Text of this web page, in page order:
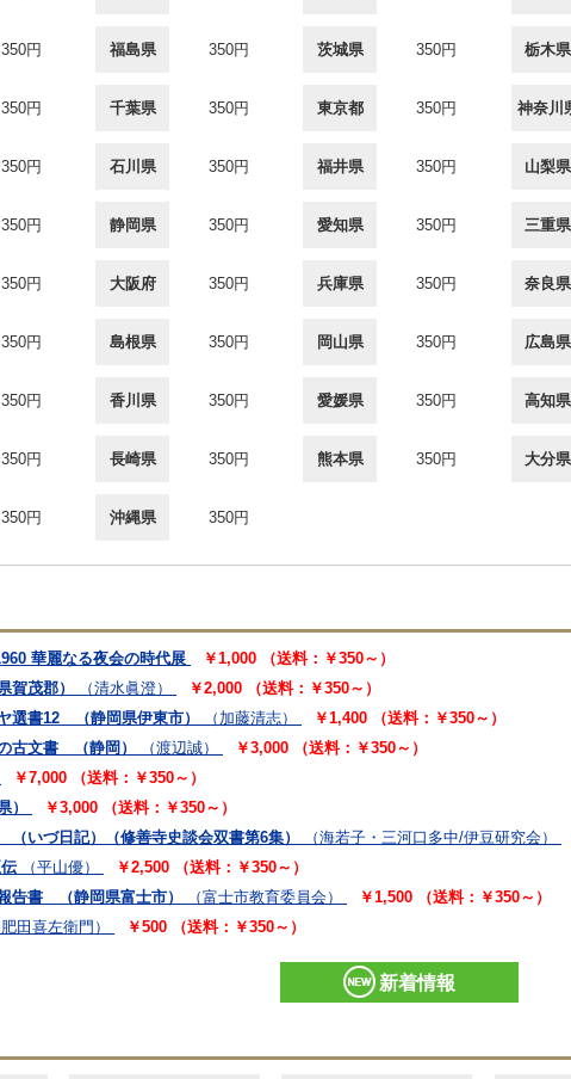
350円 福島県 350円 茨城県 350円 栃木県
350円 千葉県 350円 東京都 350円 神奈川
350円 石川県 350円 福井県 350円 山梨県
350円 静岡県 350円 愛知県 350円 三重県
350円 大阪府 350円 兵庫県 350円 奈良県
350円 島根県 350円 岡山県 350円 広島県
350円 香川県 350円 愛媛県 350円 高知県
350円 長崎県 350円 熊本県 350円 大分県
350円 沖縄県 350円
華麗なる夜会の時代展
￥1,000 （送料：￥350～）
茂郡）
（清水眞澄）
￥2,000 （送料：￥350～）
選書12 （静岡県伊東市）
（加藤清志）
￥1,400 （送料：￥350～）
古文書 （静岡）
（渡辺誠）
￥3,000 （送料：￥350～）
￥7,000 （送料：￥350～）
￥3,000 （送料：￥350～）
いづ日記）（修善寺史談会双書第6集）
（海若子・三河口多中/伊豆研究会）
（平山優）
￥2,500 （送料：￥350～）
告書 （静岡県富士市）
（富士市教育委員会）
￥1,500 （送料：￥350～）
肥田喜左衛門） ￥500 （送料：￥350～）
新着情報